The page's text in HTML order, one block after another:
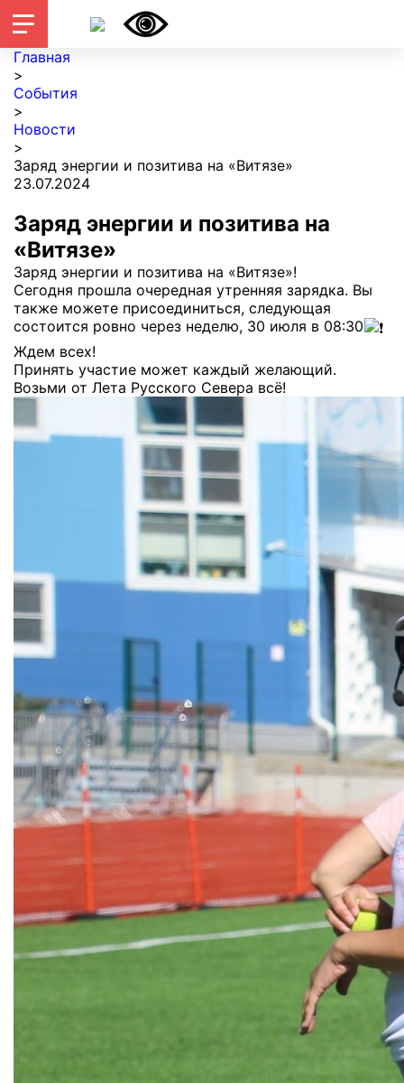
Главная
>
События
>
Новости
>
Заряд энергии и позитива на «Витязе»
23.07.2024
Заряд энергии и позитива на
«Витязе»
Заряд энергии и позитива на «Витязе»!
Сегодня прошла очередная утренняя зарядка. Вы
также можете присоединиться, следующая
состоится ровно через неделю, 30 июля в 08:30
Ждем всех!
Принять участие может каждый желающий.
Возьми от Лета Русского Севера всё!